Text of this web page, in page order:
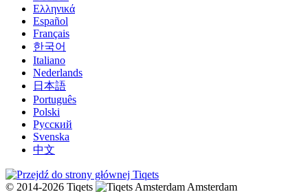
Ελληνικά
Español
Français
한국어
Italiano
Nederlands
日本語
Português
Polski
Русский
Svenska
中文
© 2014-2026 Tiqets Amsterdam